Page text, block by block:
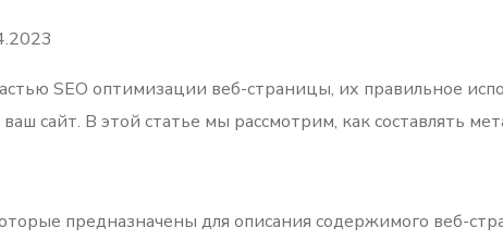
SEO оптимизации веб-страницы, их правильное
сайт. В этой статье мы рассмотрим, как составлять
предназначены для описания содержимого